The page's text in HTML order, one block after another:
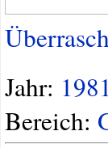
Jahr:
Bereich: